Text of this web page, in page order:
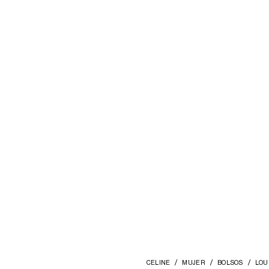
CELINE MUJER BOLSOS